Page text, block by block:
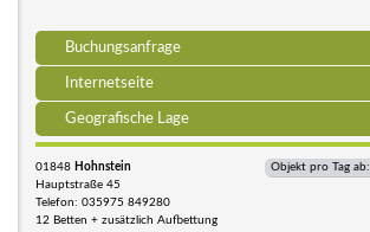
Buchungsanfrage
Internetseite
Geografische Lage
01848 Hohnstein
Hauptstraße 45
Telefon: 035975 849280
12 Betten + zusätzlich Aufbettung
Objekt pro Tag ab: